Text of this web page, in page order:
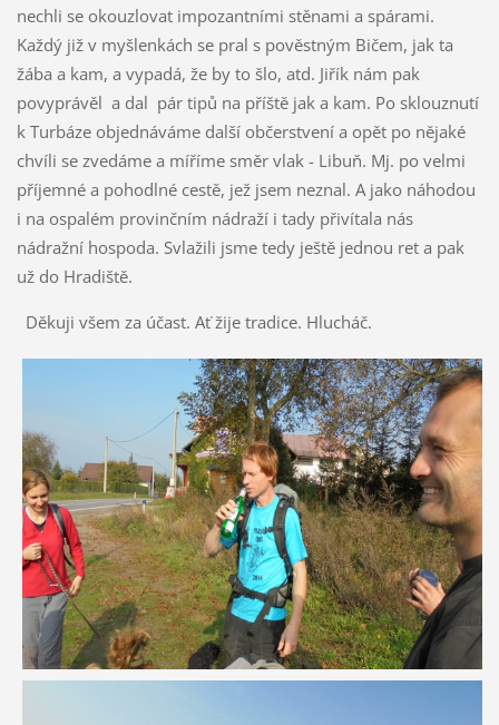
nechli se okouzlovat impozantními stěnami a spárami.
Každý již v myšlenkách se pral s pověstným Bičem, jak ta
žába a kam, a vypadá, že by to šlo, atd. Jiřík nám pak
povyprávěl a dal pár tipů na příště jak a kam. Po sklouznutí
k Turbáze objednáváme další občerstvení a opět po nějaké
chvíli se zvedáme a míříme směr vlak - Libuň. Mj. po velmi
příjemné a pohodlné cestě, jež jsem neznal. A jako náhodou
i na ospalém provinčním nádraží i tady přivítala nás
nádražní hospoda. Svlažili jsme tedy ještě jednou ret a pak
už do Hradiště.
Děkuji všem za účast. Ať žije tradice. Hlucháč.